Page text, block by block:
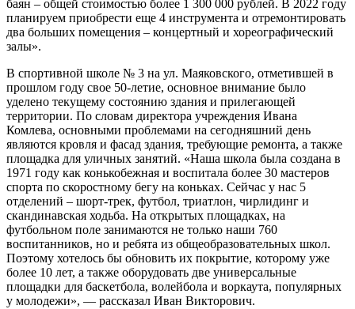
баян – общей стоимостью более 1 300 000 рублей. В 2022 году
планируем приобрести еще 4 инструмента и отремонтировать
два больших помещения – концертный и хореографический
залы».
В спортивной школе № 3 на ул. Маяковского, отметившей в
прошлом году свое 50-летие, основное внимание было
уделено текущему состоянию здания и прилегающей
территории. По словам директора учреждения Ивана
Комлева, основными проблемами на сегодняшний день
являются кровля и фасад здания, требующие ремонта, а также
площадка для уличных занятий. «Наша школа была создана в
1971 году как конькобежная и воспитала более 30 мастеров
спорта по скоростному бегу на коньках. Сейчас у нас 5
отделений – шорт-трек, футбол, триатлон, чирлидинг и
скандинавская ходьба. На открытых площадках, на
футбольном поле занимаются не только наши 760
воспитанников, но и ребята из общеобразовательных школ.
Поэтому хотелось бы обновить их покрытие, которому уже
более 10 лет, а также оборудовать две универсальные
площадки для баскетбола, волейбола и воркаута, популярных
у молодежи», — рассказал Иван Викторович.